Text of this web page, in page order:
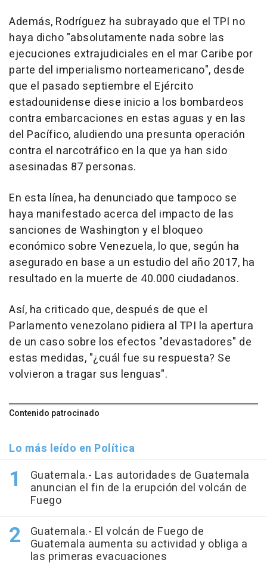
Además, Rodríguez ha subrayado que el TPI no
haya dicho "absolutamente nada sobre las
ejecuciones extrajudiciales en el mar Caribe por
parte del imperialismo norteamericano", desde
que el pasado septiembre el Ejército
estadounidense diese inicio a los bombardeos
contra embarcaciones en estas aguas y en las
del Pacífico, aludiendo una presunta operación
contra el narcotráfico en la que ya han sido
asesinadas 87 personas.
En esta línea, ha denunciado que tampoco se
haya manifestado acerca del impacto de las
sanciones de Washington y el bloqueo
económico sobre Venezuela, lo que, según ha
asegurado en base a un estudio del año 2017, ha
resultado en la muerte de 40.000 ciudadanos.
Así, ha criticado que, después de que el
Parlamento venezolano pidiera al TPI la apertura
de un caso sobre los efectos "devastadores" de
estas medidas, "¿cuál fue su respuesta? Se
volvieron a tragar sus lenguas".
Contenido patrocinado
Lo más leído en Política
Guatemala.- Las autoridades de Guatemala
anuncian el fin de la erupción del volcán de
Fuego
Guatemala.- El volcán de Fuego de
Guatemala aumenta su actividad y obliga a
las primeras evacuaciones